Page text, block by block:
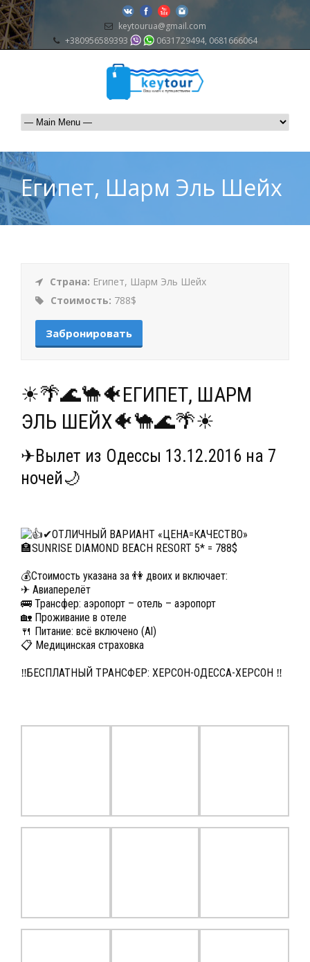
keytourua@gmail.com
+380956589393
0631729494, 0681666064
Египет, Шарм Эль Шейх
Страна: Египет, Шарм Эль Шейх
Стоимость: 788$
Забронировать
☀🌴🌊🐪🐠ЕГИПЕТ, ШАРМ
ЭЛЬ ШЕЙХ🐠🐪🌊🌴☀
✈Вылет из Одессы 13.12.2016 на 7
ночей🌙
✔ОТЛИЧНЫЙ ВАРИАНТ «ЦЕНА=КАЧЕСТВО»
🏣SUNRISE DIAMOND BEACH RESORT 5* = 788$
💰Стоимость указана за 👫 двоих и включает:
✈ Авиаперелёт
🚌 Трансфер: аэропорт – отель – аэропорт
🏡 Проживание в отеле
🍴 Питание: всё включено (Al)
📋 Медицинская страховка
‼БЕСПЛАТНЫЙ ТРАНСФЕР: ХЕРСОН-ОДЕССА-ХЕРСОН ‼